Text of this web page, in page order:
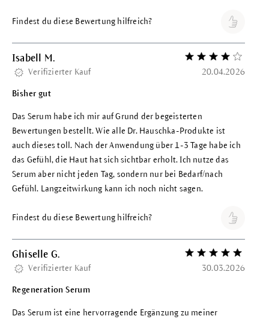
Findest du diese Bewertung hilfreich?
Isabell M. Bewertung mit 4
Verifizierter Kauf 20.04.2026
Bisher gut
Das Serum habe ich mir auf Grund der begeisterten
Bewertungen bestellt. Wie alle Dr. Hauschka-Produkte ist
auch dieses toll. Nach der Anwendung über 1-3 Tage habe ich
das Gefühl, die Haut hat sich sichtbar erholt. Ich nutze das
Serum aber nicht jeden Tag, sondern nur bei Bedarf/nach
Gefühl. Langzeitwirkung kann ich noch nicht sagen.
Findest du diese Bewertung hilfreich?
Ghiselle G. Bewertung mit 5
Verifizierter Kauf 30.03.2026
Regeneration Serum
Das Serum ist eine hervorragende Ergänzung zu meiner